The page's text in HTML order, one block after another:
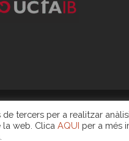
tercers per a realitzar
web. Clica AQUI per a més